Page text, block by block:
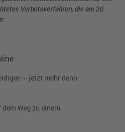
Verbotsverfahren, die am 20.
– jetzt mehr denn
Weg zu einem